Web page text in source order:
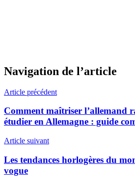
Navigation de l’article
Article précédent
Comment maîtriser l’allemand
étudier en Allemagne : guide
Article suivant
Les tendances horlogères du
vogue